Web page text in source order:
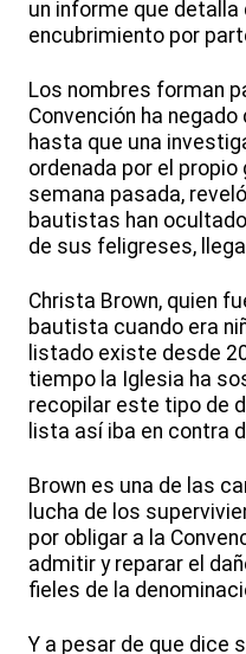
un informe que detalla
encubrimiento por
Los nombres forman
Convención ha
hasta que una
ordenada por el propio
semana pasada,
bautistas han
de sus feligreses,
Christa Brown, quien
bautista cuando era
listado existe desde
tiempo la Iglesia ha
recopilar este tipo de
lista así iba en contra
Brown es una de las
lucha de los
por obligar a la
admitir y reparar el
fieles de la
Y a pesar de que dice